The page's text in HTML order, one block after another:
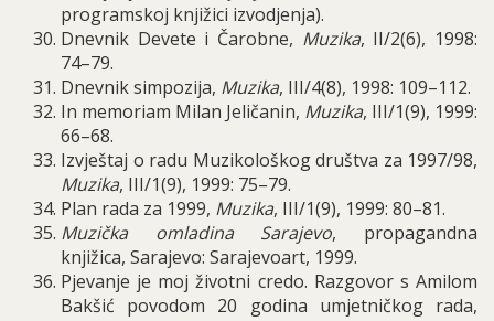
programskoj knjižici izvodjenja).
Dnevnik Devete i Čarobne, Muzika, II/2(6), 1998:
74–79.
Dnevnik simpozija, Muzika, III/4(8), 1998: 109–112.
In memoriam Milan Jeličanin, Muzika, III/1(9), 1999:
66–68.
Izvještaj o radu Muzikološkog društva za 1997/98,
Muzika, III/1(9), 1999: 75–79.
Plan rada za 1999, Muzika, III/1(9), 1999: 80–81.
Muzička omladina Sarajevo, propagandna
knjižica, Sarajevo: Sarajevoart, 1999.
Pjevanje je moj životni credo. Razgovor s Amilom
Bakšić povodom 20 godina umjetničkog rada,